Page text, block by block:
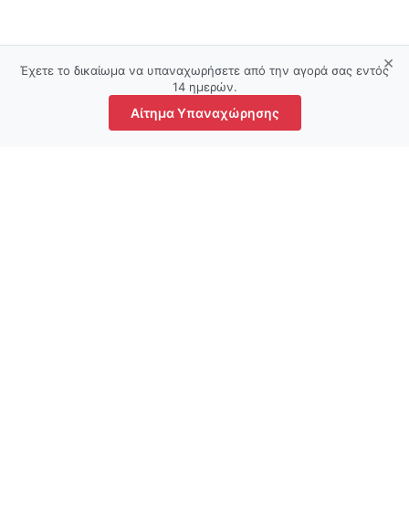
Ο λογαριασμός μου
Έχετε το δικαίωμα να υπαναχωρήσετε από την αγορά σας εντός
14 ημερών.
Αίτημα Υπαναχώρησης
×